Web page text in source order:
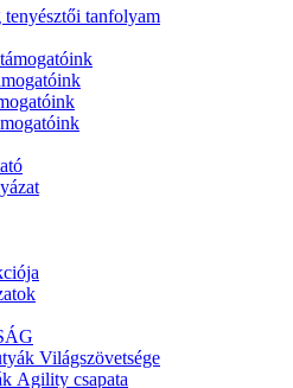
tanfolyam
Világszövetsége
Agility csapata